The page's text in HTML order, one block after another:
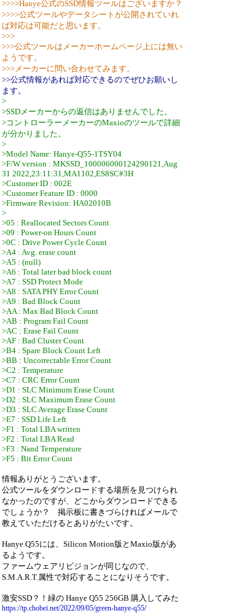
>>>>Hanye公式のSSD情報ツールはございますか？
>>>>公式ツールやデータシートが公開されていれ
ば対応は可能だと思います。
>>>
>>>公式ツールはメーカーホームページ上には無い
ようです。
>>>メーカーに問い合わせてみます。
>>公式情報があれば対応できるのでぜひお願いし
ます。
>
>SSDメーカーからの返信はありませんでした。
>コントローラーメーカーのMaxioのツールで詳細
が分かりました。
>
>Model Name: Hanye-Q55-1TSY04
>F/W version : MKSSD_100006000124290121,Aug
31 2022,23:11:31,MA1102,ES8SC#3H
>Customer ID : 002E
>Customer Feature ID : 0000
>Firmware Revision: HA02010B
>
>05 : Reallocated Sectors Count
>09 : Power-on Hours Count
>0C : Drive Power Cycle Count
>A4 : Avg. erase count
>A5 : (null)
>A6 : Total later bad block count
>A7 : SSD Protect Mode
>A8 : SATA PHY Error Count
>A9 : Bad Block Count
>AA : Max Bad Block Count
>AB : Program Fail Count
>AC : Erase Fail Count
>AF : Bad Cluster Count
>B4 : Spare Block Count Left
>BB : Uncorrectable Error Count
>C2 : Temperature
>C7 : CRC Error Count
>D1 : SLC Minimum Erase Count
>D2 : SLC Maximum Erase Count
>D3 : SLC Average Erase Count
>E7 : SSD Life Left
>F1 : Total LBA written
>F2 : Total LBA Read
>F3 : Nand Temperature
>F5 : Bit Error Count
情報ありがとうございます。
公式ツールをダウンロードする場所を見つけられ
なかったのですが、どこからダウンロードできる
でしょうか？ 掲示板に書きづらければメールで
教えていただけるとありがたいです。
Hanye Q55には、Silicon Motion版とMaxio版があ
るようです。
ファームウェアリビジョンが同じなので、
S.M.A.R.T.属性で対応することになりそうです。
激安SSD？！緑の Hanye Q55 256GB 購入してみた
https://tp.chobei.net/2022/09/05/green-hanye-q55/